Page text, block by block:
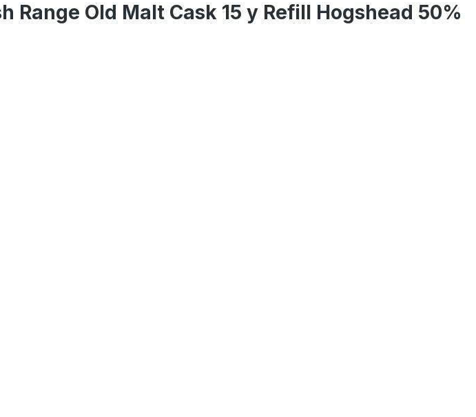
Old Malt Cask 15 y Refill Hogshead 50%